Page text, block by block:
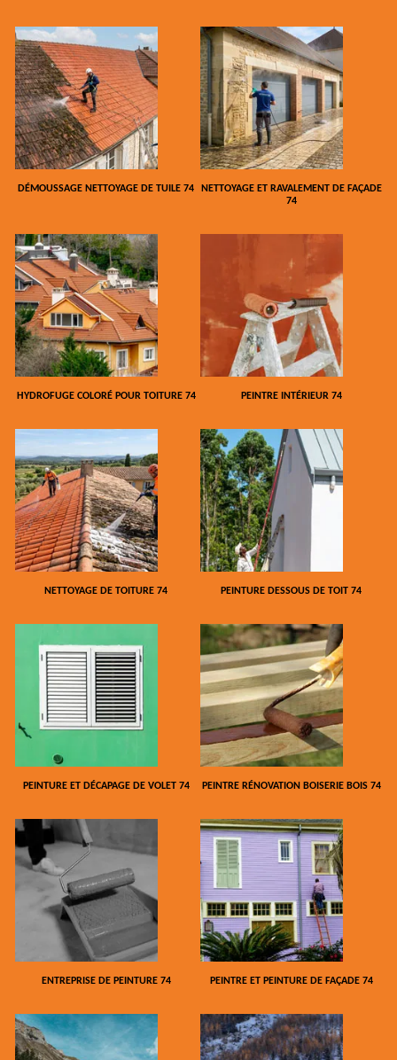
DÉMOUSSAGE NETTOYAGE DE TUILE 74
NETTOYAGE ET RAVALEMENT DE FAÇADE
74
HYDROFUGE COLORÉ POUR TOITURE 74 PEINTRE INTÉRIEUR 74
NETTOYAGE DE TOITURE 74 PEINTURE DESSOUS DE TOIT 74
PEINTURE ET DÉCAPAGE DE VOLET 74 PEINTRE RÉNOVATION BOISERIE BOIS 74
ENTREPRISE DE PEINTURE 74 PEINTRE ET PEINTURE DE FAÇADE 74